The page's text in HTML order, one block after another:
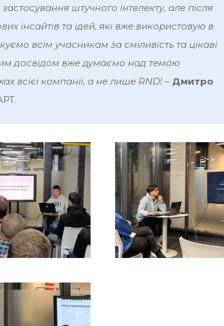
штучного інтелекту, але після
інсайтів та ідей, які вже використовую в
всім учасникам за сміливість та цікаві
досвідом вже думаємо над темою
всієї компанії, а не лише RND! – Дмитро